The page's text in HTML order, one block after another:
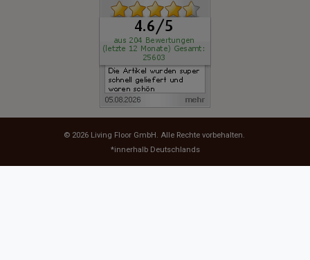
© 2026 Living Floor GmbH. Alle Rechte vorbehalten.
*innerhalb Deutschlands